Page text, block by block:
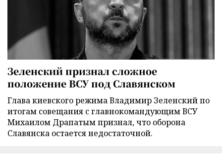
Зеленский признал сложное
положение ВСУ под Славянском
Глава киевского режима Владимир Зеленский по
итогам совещания с главнокомандующим ВСУ
Михаилом Драпатым признал, что оборона
Славянска остается недостаточной.